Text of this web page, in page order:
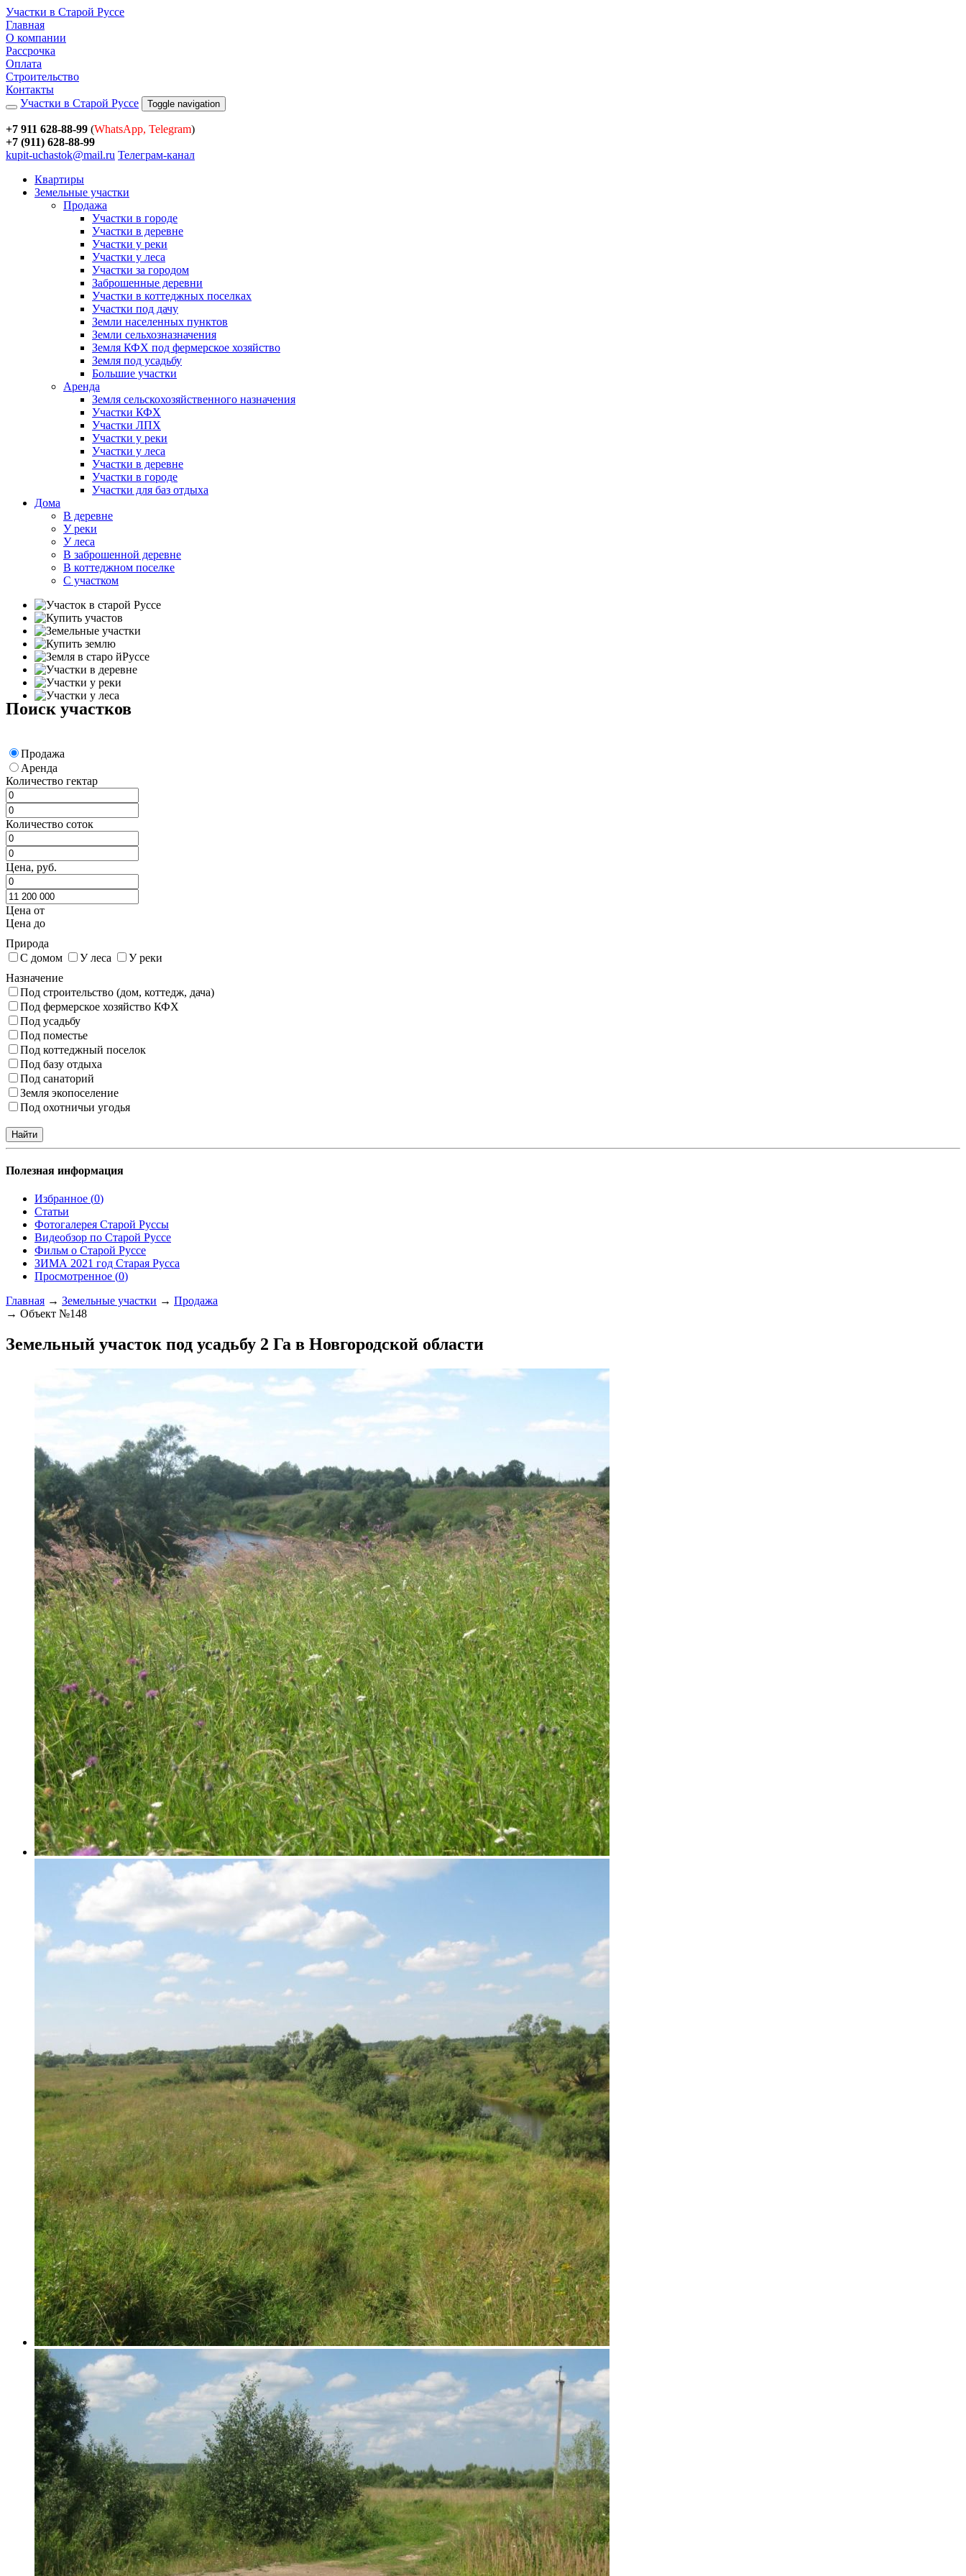
Участки в Старой Руссе
Главная
О компании
Рассрочка
Оплата
Строительство
Контакты
Участки в Старой Руссе
Toggle navigation
+7 911 628-88-99 (WhatsApp, Telegram)
+7 (911) 628-88-99
kupit-uchastok@mail.ru Телеграм-канал
Квартиры
Земельные участки
Продажа
Участки в городе
Участки в деревне
Участки у реки
Участки у леса
Участки за городом
Заброшенные деревни
Участки в коттеджных поселках
Участки под дачу
Земли населенных пунктов
Земли сельхозназначения
Земля КФХ под фермерское хозяйство
Земля под усадьбу
Большие участки
Аренда
Земля сельскохозяйственного назначения
Участки КФХ
Участки ЛПХ
Участки у реки
Участки у леса
Участки в деревне
Участки в городе
Участки для баз отдыха
Дома
В деревне
У реки
У леса
В заброшенной деревне
В коттеджном поселке
С участком
Поиск участков
Продажа
Аренда
Количество гектар
Количество соток
Цена, руб.
Цена от
Цена до
Природа
С домом
У леса
У реки
Назначение
Под строительство (дом, коттедж, дача)
Под фермерское хозяйство КФХ
Под усадьбу
Под поместье
Под коттеджный поселок
Под базу отдыха
Под санаторий
Земля экопоселение
Под охотничьи угодья
Полезная информация
Избранное (0)
Статьи
Фотогалерея Старой Руссы
Видеобзор по Старой Руссе
Фильм о Старой Руссе
ЗИМА 2021 год Старая Русса
Просмотренное (0)
Главная → Земельные участки → Продажа
→ Объект №148
Земельный участок под усадьбу 2 Га в Новгородской области